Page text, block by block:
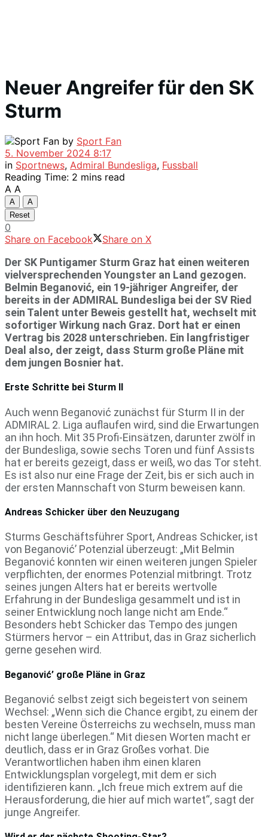
Neuer Angreifer für den SK
Sturm
by Sport Fan
5. November 2024 8:17
in Sportnews, Admiral Bundesliga, Fussball
Reading Time: 2 mins read
A A
A
A
Reset
0
Share on Facebook
Share on X
Der SK Puntigamer Sturm Graz hat einen weiteren
vielversprechenden Youngster an Land gezogen.
Belmin Beganović, ein 19-jähriger Angreifer, der
bereits in der ADMIRAL Bundesliga bei der SV Ried
sein Talent unter Beweis gestellt hat, wechselt mit
sofortiger Wirkung nach Graz. Dort hat er einen
Vertrag bis 2028 unterschrieben. Ein langfristiger
Deal also, der zeigt, dass Sturm große Pläne mit
dem jungen Bosnier hat.
Erste Schritte bei Sturm II
Auch wenn Beganović zunächst für Sturm II in der
ADMIRAL 2. Liga auflaufen wird, sind die Erwartungen
an ihn hoch. Mit 35 Profi-Einsätzen, darunter zwölf in
der Bundesliga, sowie sechs Toren und fünf Assists
hat er bereits gezeigt, dass er weiß, wo das Tor steht.
Es ist also nur eine Frage der Zeit, bis er sich auch in
der ersten Mannschaft von Sturm beweisen kann.
Andreas Schicker über den Neuzugang
Sturms Geschäftsführer Sport, Andreas Schicker, ist
von Beganović’ Potenzial überzeugt: „Mit Belmin
Beganović konnten wir einen weiteren jungen Spieler
verpflichten, der enormes Potenzial mitbringt. Trotz
seines jungen Alters hat er bereits wertvolle
Erfahrung in der Bundesliga gesammelt und ist in
seiner Entwicklung noch lange nicht am Ende.“
Besonders hebt Schicker das Tempo des jungen
Stürmers hervor – ein Attribut, das in Graz sicherlich
gerne gesehen wird.
Beganović’ große Pläne in Graz
Beganović selbst zeigt sich begeistert von seinem
Wechsel: „Wenn sich die Chance ergibt, zu einem der
besten Vereine Österreichs zu wechseln, muss man
nicht lange überlegen.“ Mit diesen Worten macht er
deutlich, dass er in Graz Großes vorhat. Die
Verantwortlichen haben ihm einen klaren
Entwicklungsplan vorgelegt, mit dem er sich
identifizieren kann. „Ich freue mich extrem auf die
Herausforderung, die hier auf mich wartet“, sagt der
junge Angreifer.